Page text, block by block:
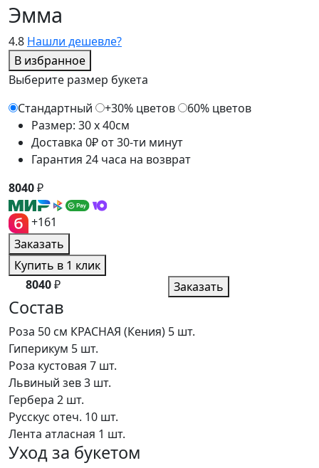
4.8 Нашли дешевле?
В избранное
Эмма
Выберите размер букета
Стандартный
+30% цветов
60% цветов
Размер: 30 x 40см
Доставка 0₽ от 30-ти минут
Гарантия 24 часа на возврат
8040₽
+161
Заказать
Купить в 1 клик
8040₽ Заказать
Состав
Роза 50 см КРАСНАЯ (Кения) 5 шт.
Гиперикум 5 шт.
Роза кустовая 7 шт.
Львиный зев3 шт.
Гербера 2 шт.
Русскус отеч. 10 шт.
Лента атласная 1 шт.
Уход за букетом